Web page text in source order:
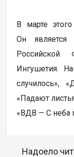
В марте
Он является
Ингушетия.
случилось»,
«Падают
«ВДВ — С неба
Надоело